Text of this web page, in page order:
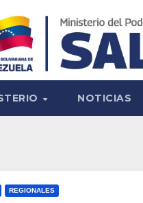
NOTICIAS
REGIONALES